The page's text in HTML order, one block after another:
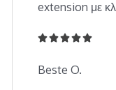
extension με

Beste O.